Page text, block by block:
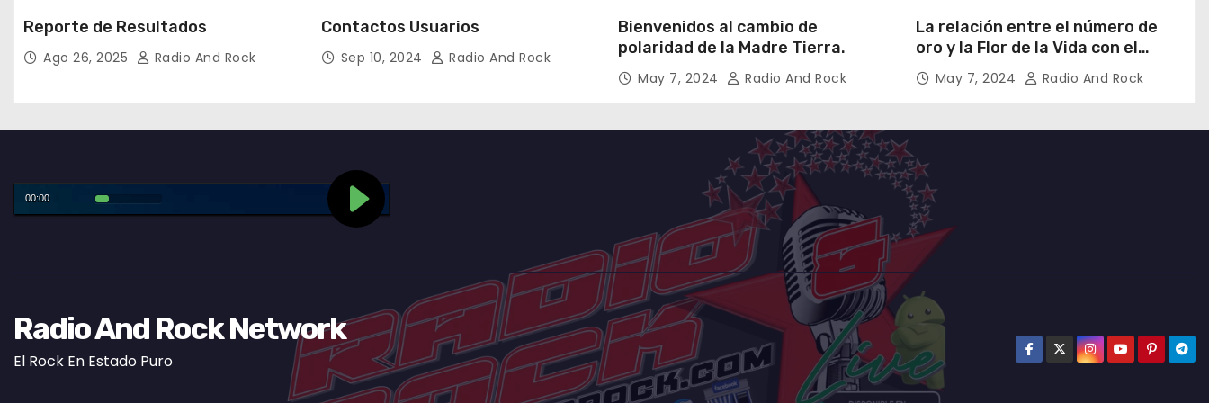
Reporte de Resultados
Ago 26, 2025 Radio And Rock
Contactos Usuarios
Sep 10, 2024 Radio And Rock
Bienvenidos al cambio de
polaridad de la Madre Tierra.
May 7, 2024 Radio And Rock
La relación entre el número de
oro y la Flor de la Vida con el
universo
May 7, 2024 Radio And Rock
Radio And Rock Network
El Rock En Estado Puro